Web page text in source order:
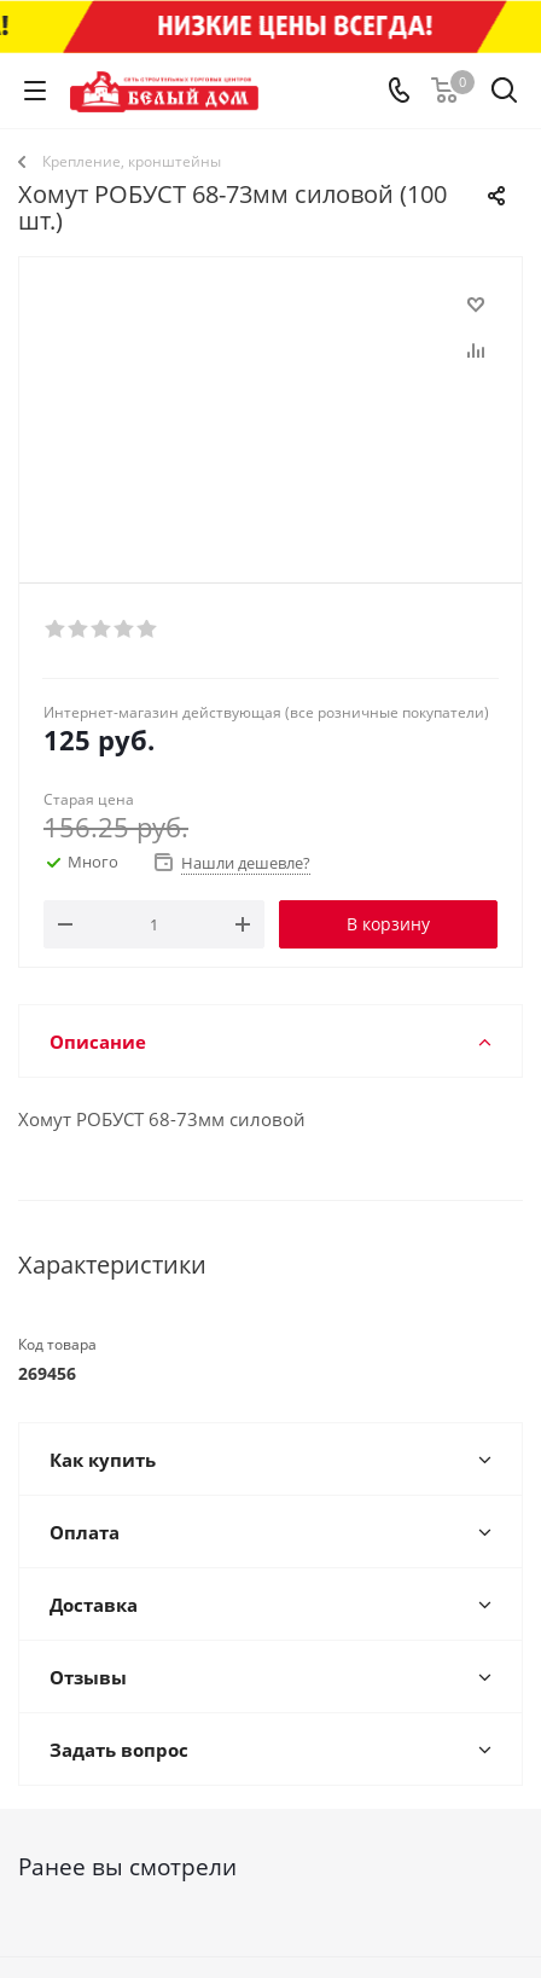
0
Крепление, кронштейны
Хомут РОБУСТ 68-73мм силовой (100
шт.)
Интернет-магазин действующая (все розничные покупатели)
125 руб.
Старая цена
156.25руб.
Много Нашли дешевле?
В корзину
Описание
Хомут РОБУСТ 68-73мм силовой
Характеристики
Код товара
269456
Как купить
Оплата
Доставка
Отзывы
Задать вопрос
Ранее вы смотрели